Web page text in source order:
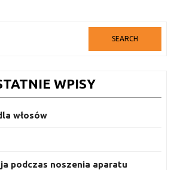
WPISY
włosów
podczas noszenia aparatu